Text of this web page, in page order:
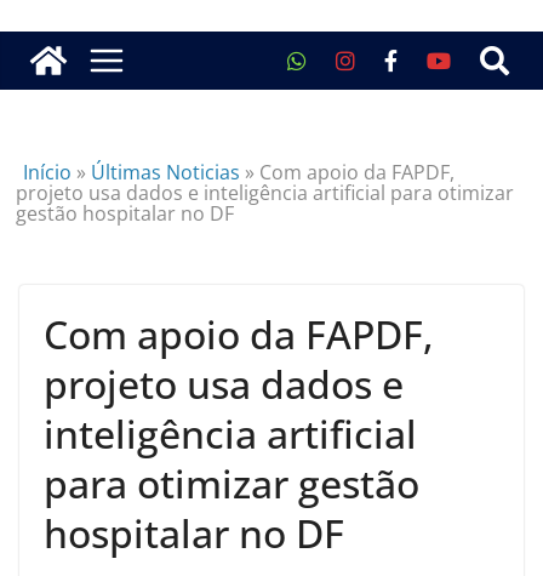
Início » Últimas Noticias » Com apoio da FAPDF,
projeto usa dados e inteligência artificial para otimizar
gestão hospitalar no DF
Com apoio da FAPDF,
projeto usa dados e
inteligência artificial
para otimizar gestão
hospitalar no DF